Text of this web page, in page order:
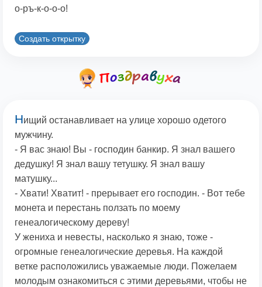
о-ръ-к-о-о-о!
Создать открытку
Нищий останавливает на улице хорошо одетого
мужчину.
- Я вас знаю! Вы - господин банкир. Я знал вашего
дедушку! Я знал вашу тетушку. Я знал вашу
матушку...
- Хвати! Хватит! - прерывает его господин. - Вот тебе
монета и перестань ползать по моему
генеалогическому дереву!
У жениха и невесты, насколько я знаю, тоже -
огромные генеалогические деревья. На каждой
ветке расположились уважаемые люди. Пожелаем
молодым ознакомиться с этими деревьями, чтобы не